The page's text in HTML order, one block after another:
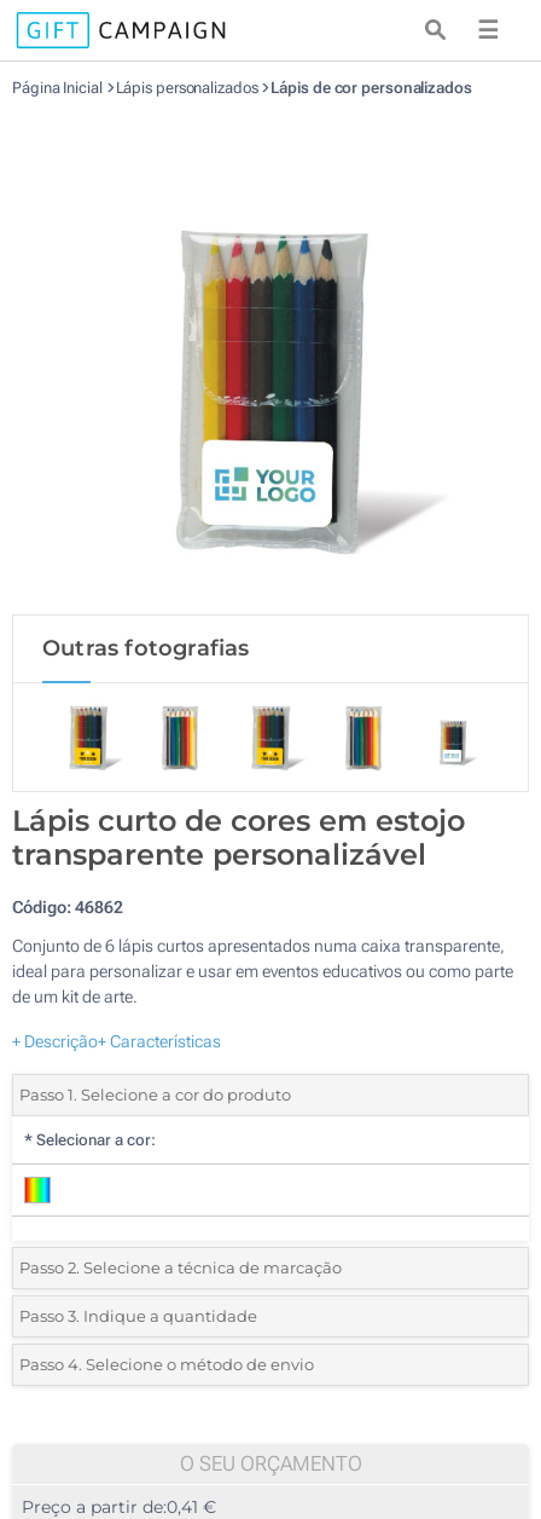
☰
Página Inicial Lápis personalizados Lápis de cor personalizados
Outras fotografias
Lápis curto de cores em estojo
transparente personalizável
Código:46862
Conjunto de 6 lápis curtos apresentados numa caixa transparente,
ideal para personalizar e usar em eventos educativos ou como parte
de um kit de arte.
+ Descrição+ Características
Passo 1. Selecione a cor do produto
* Selecionar a cor:
Passo 2. Selecione a técnica de marcação
*Selecione o tipo de marcação e as cores do logotipo:
Etiqueta digital a cores (Num lado)
Passo 3. Indique a quantidade
*Quantidade mínima:250
500
Passo 4. Selecione o método de envio
O SEU ORÇAMENTO
Preço a partir de:0,41 €